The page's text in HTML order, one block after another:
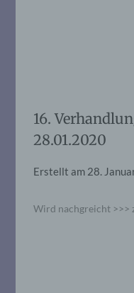
16.
28.01.2020
Erstellt am 28.
Wird nachgreicht >>>